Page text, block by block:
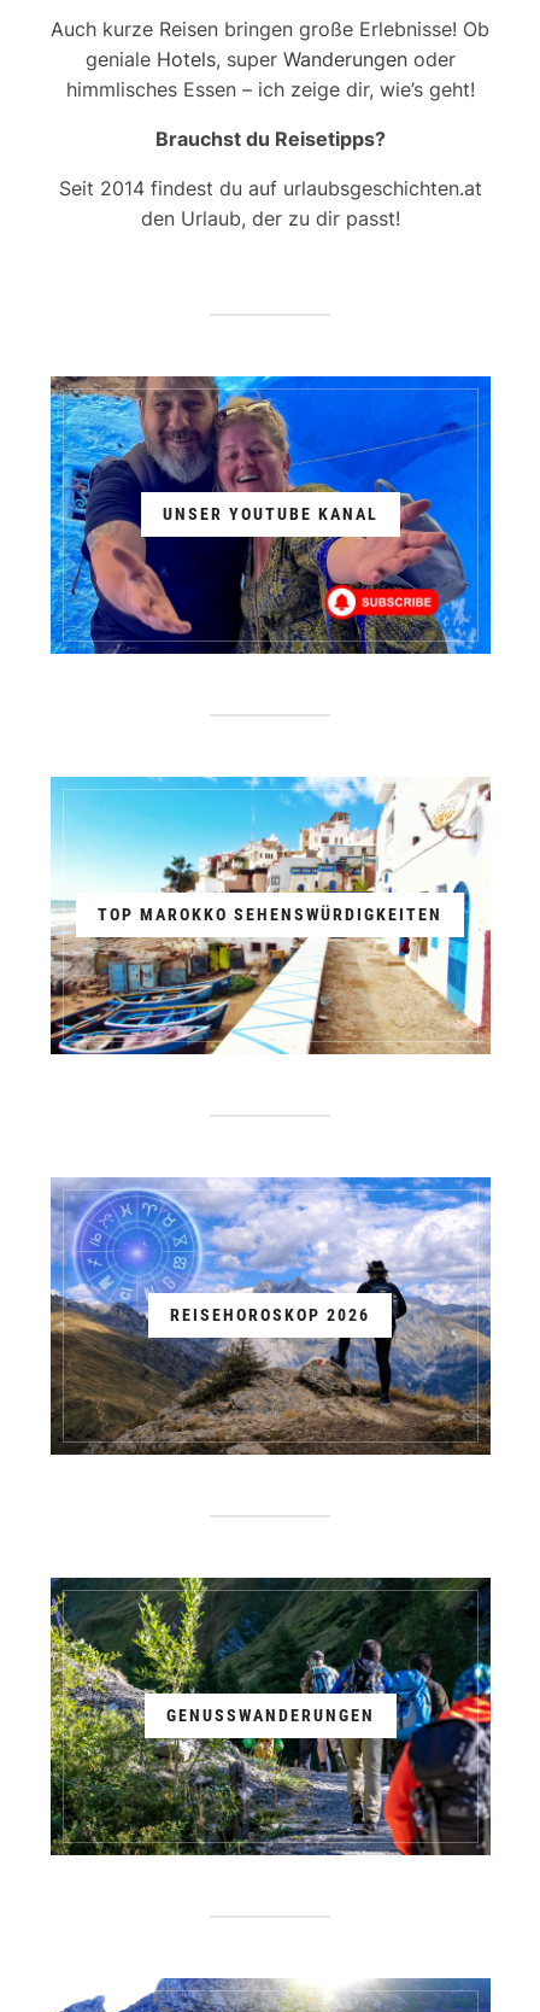
Auch kurze Reisen bringen große Erlebnisse! Ob
geniale Hotels, super Wanderungenoder
himmlisches Essen – ich zeige dir, wie’s geht!
Brauchst du Reisetipps?
Seit 2014 findest du auf urlaubsgeschichten.at
den Urlaub, der zu dir passt!
UNSER YOUTUBE KANAL
TOP MAROKKO SEHENSWÜRDIGKEITEN
REISEHOROSKOP 2026
GENUSSWANDERUNGEN